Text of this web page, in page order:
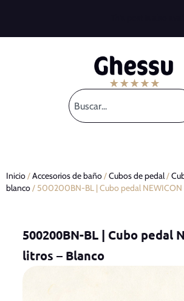
Inicio/Accesorios de baño/Cubos de pedal/
blanco/ 500200BN-BL | Cubo pedal NEWICON
500200BN-BL | Cubo pedal
litros – Blanco